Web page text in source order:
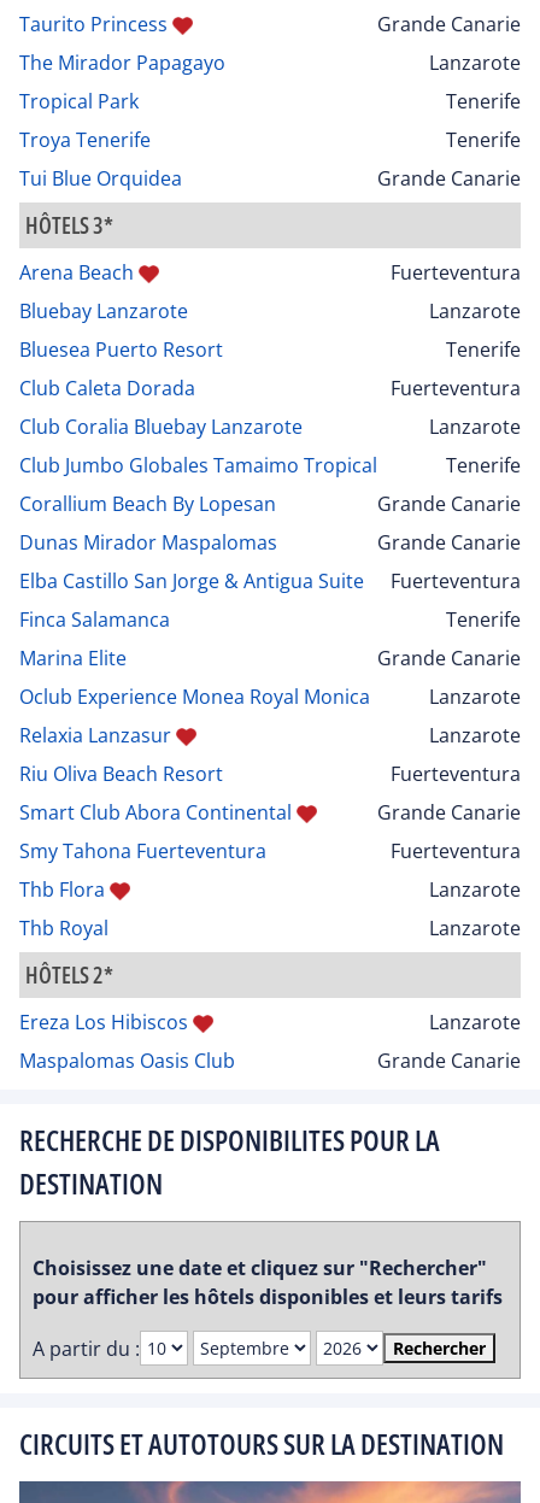
Taurito Princess
Grande Canarie
The Mirador Papagayo
Lanzarote
Tropical Park
Tenerife
Troya Tenerife
Tenerife
Tui Blue Orquidea
Grande Canarie
HÔTELS 3*
Arena Beach
Fuerteventura
Bluebay Lanzarote
Lanzarote
Bluesea Puerto Resort
Tenerife
Club Caleta Dorada
Fuerteventura
Club Coralia Bluebay Lanzarote
Lanzarote
Club Jumbo Globales Tamaimo Tropical
Tenerife
Corallium Beach By Lopesan
Grande Canarie
Dunas Mirador Maspalomas
Grande Canarie
Elba Castillo San Jorge & Antigua Suite
Fuerteventura
Finca Salamanca
Tenerife
Marina Elite
Grande Canarie
Oclub Experience Monea Royal Monica
Lanzarote
Relaxia Lanzasur
Lanzarote
Riu Oliva Beach Resort
Fuerteventura
Smart Club Abora Continental
Grande Canarie
Smy Tahona Fuerteventura
Fuerteventura
Thb Flora
Lanzarote
Thb Royal
Lanzarote
HÔTELS 2*
Ereza Los Hibiscos
Lanzarote
Maspalomas Oasis Club
Grande Canarie
RECHERCHE DE DISPONIBILITES POUR LA
DESTINATION
Choisissez une date et cliquez sur "Rechercher"
pour afficher les hôtels disponibles et leurs tarifs
A partir du :
Rechercher
CIRCUITS ET AUTOTOURS SUR LA DESTINATION